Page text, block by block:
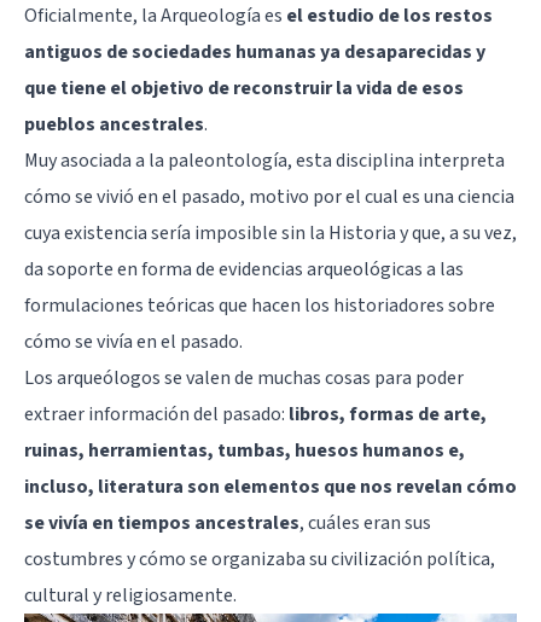
Oficialmente, la Arqueología es el estudio de los restos
antiguos de sociedades humanas ya desaparecidas y
que tiene el objetivo de reconstruir la vida de esos
pueblos ancestrales.
Muy asociada a la paleontología, esta disciplina interpreta
cómo se vivió en el pasado, motivo por el cual es una ciencia
cuya existencia sería imposible sin la Historia y que, a su vez,
da soporte en forma de evidencias arqueológicas a las
formulaciones teóricas que hacen los historiadores sobre
cómo se vivía en el pasado.
Los arqueólogos se valen de muchas cosas para poder
extraer información del pasado: libros, formas de arte,
ruinas, herramientas, tumbas, huesos humanos e,
incluso, literatura son elementos que nos revelan cómo
se vivía en tiempos ancestrales, cuáles eran sus
costumbres y cómo se organizaba su civilización política,
cultural y religiosamente.